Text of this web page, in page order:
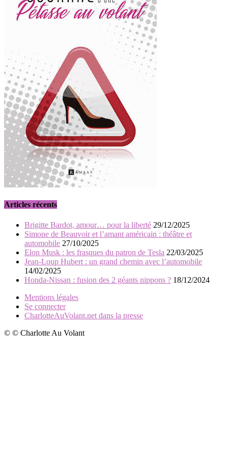
Articles récents
Brigitte Bardot, amour… pour la liberté 29/12/2025
Simone de Beauvoir et l’amant américain : théâtre et
automobile 27/10/2025
Elon Musk : les frasques du patron de Tesla 22/03/2025
Jean-Loup Hubert : un grand chemin avec l’automobile
14/02/2025
Honda-Nissan : fusion des 2 géants nippons ? 18/12/2024
Mentions légales
Se connecter
CharlotteAuVolant.net dans la presse
© © Charlotte Au Volant